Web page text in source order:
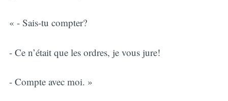
« - Sais-tu compter?
- Ce n’était que les ordres, je vous jure!
- Compte avec moi. »